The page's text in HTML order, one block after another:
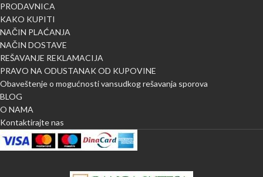
PRODAVNICA
KAKO KUPITI
NAČIN PLAĆANJA
NAČIN DOSTAVE
REŠAVANJE REKLAMACIJA
PRAVO NA ODUSTANAK OD KUPOVINE
Obaveštenje o mogućnosti vansudkog rešavanja sporova
BLOG
O NAMA
Kontaktirajte nas